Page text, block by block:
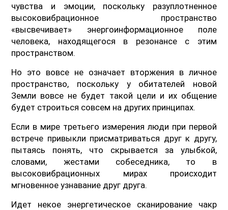
чувства и эмоции, поскольку разуплотненное
высоковибрационное пространство
«высвечивает» энергоинформационное поле
человека, находящегося в резонансе с этим
пространством.
Но это вовсе не означает вторжения в личное
пространство, поскольку у обитателей новой
Земли вовсе не будет такой цели и их общение
будет строиться совсем на других принципах.
Если в мире третьего измерения люди при первой
встрече привыкли присматриваться друг к другу,
пытаясь понять, что скрывается за улыбкой,
словами, жестами собеседника, то в
высоковибрационных мирах происходит
мгновенное узнавание друг друга.
Идет некое энергетическое сканирование чакр